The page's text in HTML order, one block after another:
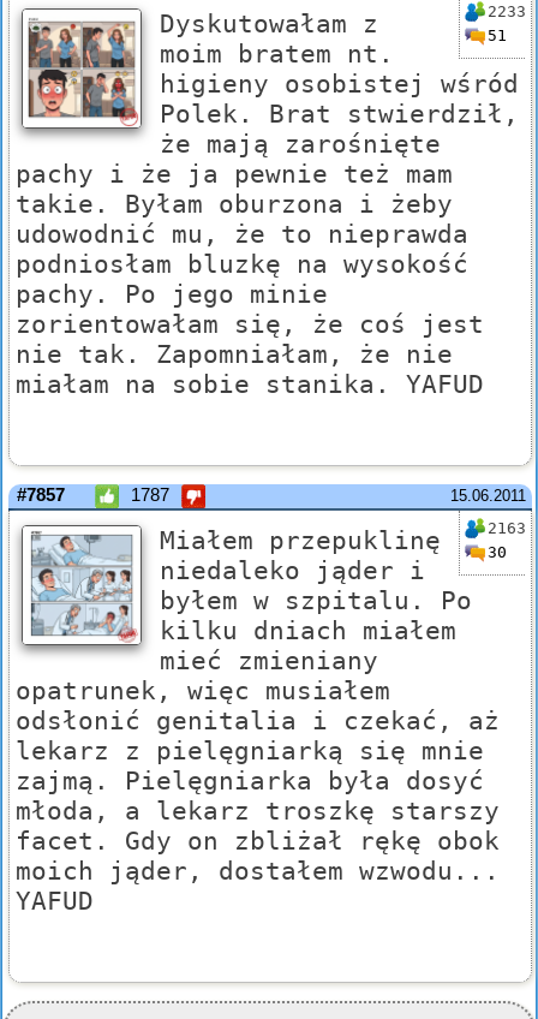
2233
51
Dyskutowałam z
moim bratem nt.
higieny osobistej wśród
Polek. Brat stwierdził,
że mają zarośnięte
pachy i że ja pewnie też mam
takie. Byłam oburzona i żeby
udowodnić mu, że to nieprawda
podniosłam bluzkę na wysokość
pachy. Po jego minie
zorientowałam się, że coś jest
nie tak. Zapomniałam, że nie
miałam na sobie stanika. YAFUD
15.06.2011
#7857 1787
2163
30
Miałem przepuklinę
niedaleko jąder i
byłem w szpitalu. Po
kilku dniach miałem
mieć zmieniany
opatrunek, więc musiałem
odsłonić genitalia i czekać, aż
lekarz z pielęgniarką się mnie
zajmą. Pielęgniarka była dosyć
młoda, a lekarz troszkę starszy
facet. Gdy on zbliżał rękę obok
moich jąder, dostałem wzwodu...
YAFUD